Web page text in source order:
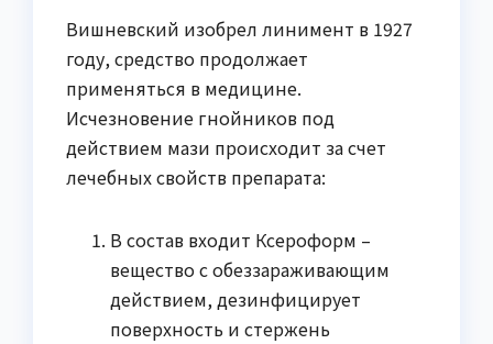
Вишневский изобрел линимент в 1927
году, средство продолжает
применяться в медицине.
Исчезновение гнойников под
действием мази происходит за счет
лечебных свойств препарата:
В состав входит Ксероформ –
вещество с обеззараживающим
действием, дезинфицирует
поверхность и стержень